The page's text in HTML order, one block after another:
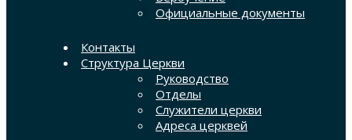
Официальные документы
Контакты
Структура Церкви
Руководство
Отделы
Служители церкви
Адреса церквей